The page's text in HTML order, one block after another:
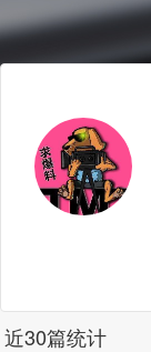
近30篇统计